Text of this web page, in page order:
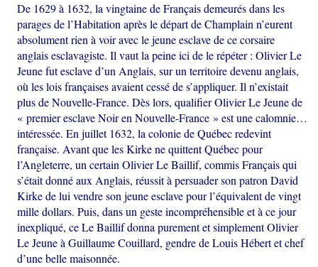
De 1629 à 1632, la vingtaine de Français demeurés dans les
parages de l’Habitation après le départ de Champlain n’eurent
absolument rien à voir avec le jeune esclave de ce corsaire
anglais esclavagiste. Il vaut la peine ici de le répéter : Olivier Le
Jeune fut esclave d’un Anglais, sur un territoire devenu anglais,
où les lois françaises avaient cessé de s’appliquer. Il n’existait
plus de Nouvelle-France. Dès lors, qualifier Olivier Le Jeune de
« premier esclave Noir en Nouvelle-France » est une calomnie…
intéressée. En juillet 1632, la colonie de Québec redevint
française. Avant que les Kirke ne quittent Québec pour
l’Angleterre, un certain Olivier Le Baillif, commis Français qui
s’était donné aux Anglais, réussit à persuader son patron David
Kirke de lui vendre son jeune esclave pour l’équivalent de vingt
mille dollars. Puis, dans un geste incompréhensible et à ce jour
inexpliqué, ce Le Baillif donna purement et simplement Olivier
Le Jeune à Guillaume Couillard, gendre de Louis Hébert et chef
d’une belle maisonnée.